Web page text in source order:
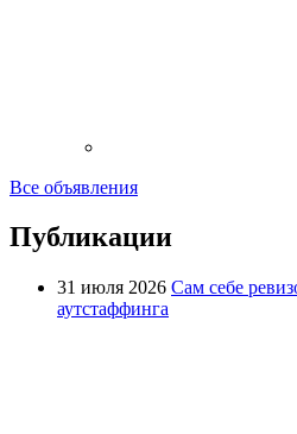
Все объявления
Публикации
31 июля 2026 Сам себе
аутстаффинга